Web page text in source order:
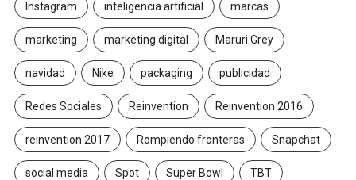
Instagram inteligencia artificial marcas
marketing marketing digital Maruri Grey
navidad Nike packaging publicidad
Redes Sociales Reinvention Reinvention 2016
reinvention 2017 Rompiendo fronteras Snapchat
social media Spot Super Bowl TBT